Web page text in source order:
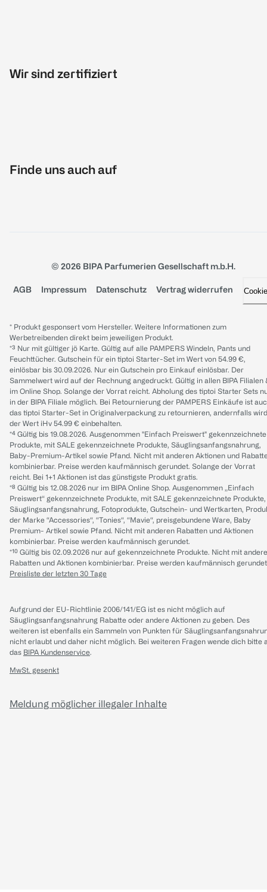
Wir sind zertifiziert
Finde uns auch auf
© 2026 BIPA Parfumerien Gesellschaft m.b.H.
AGB Impressum Datenschutz Vertrag widerrufen
* Produkt gesponsert vom Hersteller. Weitere Informationen zum
Werbetreibenden direkt beim jeweiligen Produkt.
*³ Nur mit gültiger jö Karte. Gültig auf alle PAMPERS Windeln, Pants und
Feuchttücher. Gutschein für ein tiptoi Starter-Set im Wert von 54.99 €,
einlösbar bis 30.09.2026. Nur ein Gutschein pro Einkauf einlösbar. Der
Sammelwert wird auf der Rechnung angedruckt. Gültig in allen BIPA Filialen
im Online Shop. Solange der Vorrat reicht. Abholung des tiptoi Starter Sets
in der BIPA Filiale möglich. Bei Retournierung der PAMPERS Einkäufe ist
das tiptoi Starter-Set in Originalverpackung zu retournieren, andernfalls wird
der Wert iHv 54.99 € einbehalten.
*⁴ Gültig bis 19.08.2026. Ausgenommen "Einfach Preiswert" gekennzeichnete
Produkte, mit SALE gekennzeichnete Produkte, Säuglingsanfangsnahrung,
Baby-Premium-Artikel sowie Pfand. Nicht mit anderen Aktionen und
kombinierbar. Preise werden kaufmännisch gerundet. Solange der Vorrat
reicht. Bei 1+1 Aktionen ist das günstigste Produkt gratis.
*⁸ Gültig bis 12.08.2026 nur im BIPA Online Shop. Ausgenommen „Einfach
Preiswert“ gekennzeichnete Produkte, mit SALE gekennzeichnete Produkte,
Säuglingsanfangsnahrung, Fotoprodukte, Gutschein- und Wertkarten,
der Marke “Accessories“, “Tonies“, “Mavie“, preisgebundene Ware, Baby
Premium- Artikel sowie Pfand. Nicht mit anderen Rabatten und Aktionen
kombinierbar. Preise werden kaufmännisch gerundet.
*¹⁰ Gültig bis 02.09.2026 nur auf gekennzeichnete Produkte. Nicht mit
Rabatten und Aktionen kombinierbar. Preise werden kaufmännisch
Preisliste der letzten 30 Tage
Aufgrund der EU-Richtlinie 2006/141/EG ist es nicht möglich auf
Säuglingsanfangsnahrung Rabatte oder andere Aktionen zu geben. Des
weiteren ist ebenfalls ein Sammeln von Punkten für
nicht erlaubt und daher nicht möglich. Bei weiteren Fragen wende dich bitte
das BIPA Kundenservice.
MwSt. gesenkt
Meldung möglicher illegaler Inhalte